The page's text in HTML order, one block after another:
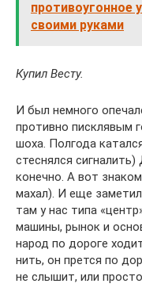
противоугонное
своими руками
Купил Весту.
И был немного
противно писклявым
шоха. Полгода
стеснялся
конечно. А вот
махал). И еще
там у нас типа
машины, рынок и
народ по дороге
нить, он прется по
не слышит, или